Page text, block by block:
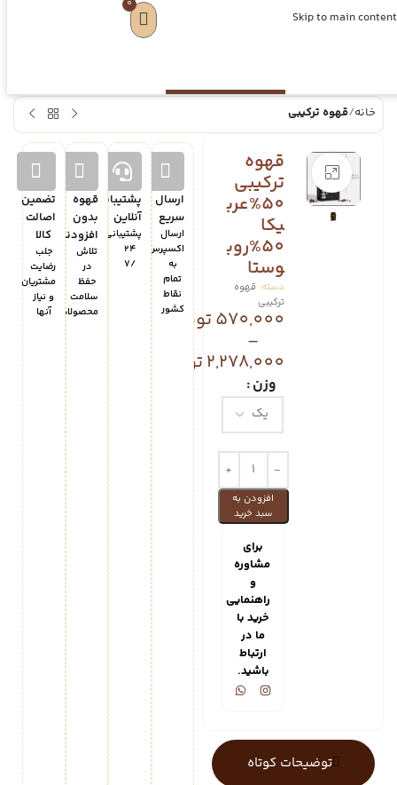
Skip to main content
0
خانه قهوه ترکیبی
Click to enlarge
قهوه
ترکیبی
50%عرب
یکا
50%روب
وستا
دسته: قهوه
ترکیبی
570,000تومان
–
2,278,000تومان
وزن
افزودن به
سبد خرید
برای
مشاوره
و
راهنمایی
خرید با
ما در
ارتباط
باشید.
توضیحات کوتاه
ارسال
سریع
ارسال
اکسپرس
به
تمام
نقاط
کشور
پشتیبانی
آنلاین
پشتیبانی
24
/7
قهوه
بدون
افزودنی
تلاش
در
حفظ
سلامت
محصولات
تضمین
اصالت
کالا
جلب
رضایت
مشتریان
و نیاز
آنها